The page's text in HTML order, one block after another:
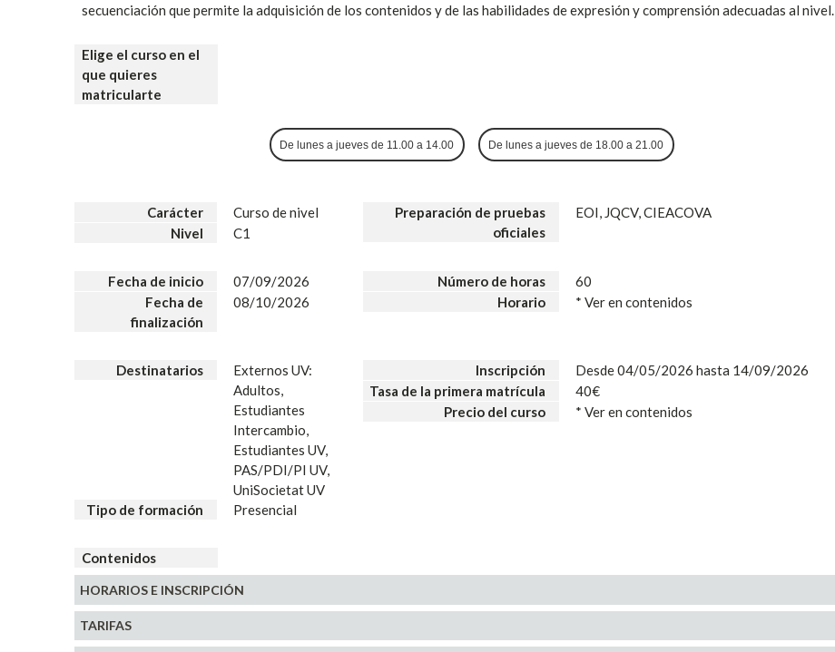
secuenciación que permite la adquisición de los contenidos y de las habilidades de expresión y comprensión adecuadas al nivel.
Elige el curso en el
que quieres
matricularte
De lunes a jueves de 11.00 a 14.00 De lunes a jueves de 18.00 a 21.00
Carácter
Curso de nivel
Nivel
C1
Preparación de pruebas
oficiales
EOI, JQCV, CIEACOVA
Fecha de inicio
07/09/2026
Fecha de
finalización
08/10/2026
Número de horas
60
Horario
* Ver en contenidos
Destinatarios
Externos UV:
Adultos,
Estudiantes
Intercambio,
Estudiantes UV,
PAS/PDI/PI UV,
UniSocietat UV
Tipo de formación
Presencial
Inscripción
Desde 04/05/2026 hasta 14/09/2026
Tasa de la primera matrícula
40€
Precio del curso
* Ver en contenidos
Contenidos
HORARIOS EINSCRIPCIÓN
TARIFAS